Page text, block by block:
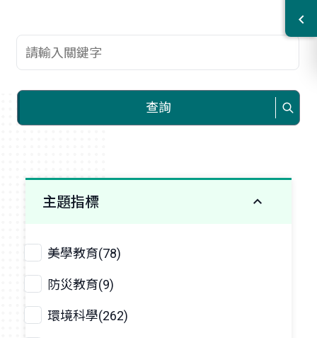
查詢關鍵字
查詢
主題指標
美學教育(78)
防災教育(9)
環境科學(262)